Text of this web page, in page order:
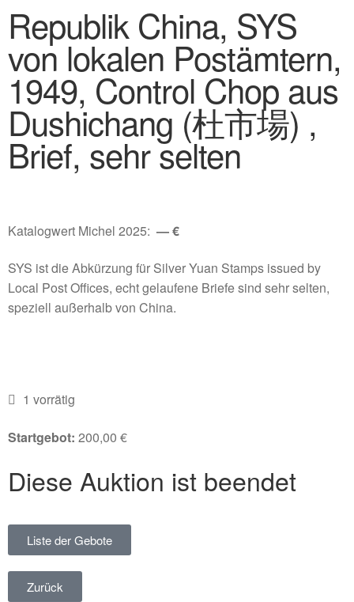
Republik China, SYS
von lokalen Postämtern,
1949, Control Chop aus
Dushichang (杜市場) ,
Brief, sehr selten
Katalogwert Michel 2025: — €
SYS ist die Abkürzung für Silver Yuan Stamps issued by
Local Post Offices, echt gelaufene Briefe sind sehr selten,
speziell außerhalb von China.
1 vorrätig
Startgebot: 200,00 €
Diese Auktion ist beendet
Liste der Gebote
Zurück